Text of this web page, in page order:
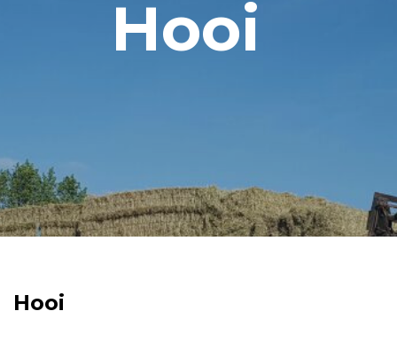
Fourage Meststoffen
Over ons Actiepagina
Hooi
Hooi